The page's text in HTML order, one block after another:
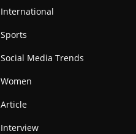
International
Sports
Social Media Trends
Women
Article
Interview